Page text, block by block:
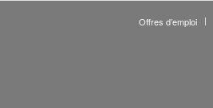
Offres d’emploi